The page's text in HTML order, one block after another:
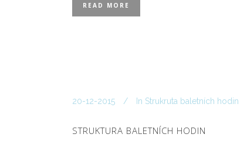
READ MORE
20-12-2015 In Strukruta baletních hodin
STRUKTURA BALETNÍCH HODIN